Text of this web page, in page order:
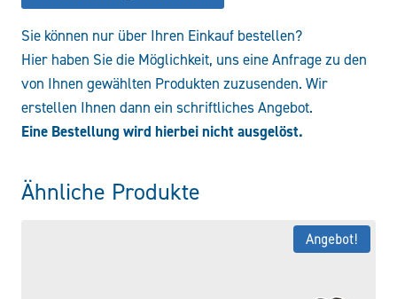
Sie können nur über Ihren Einkauf bestellen?
Hier haben Sie die Möglichkeit, uns eine Anfrage zu den
von Ihnen gewählten Produkten zuzusenden. Wir
erstellen Ihnen dann ein schriftliches Angebot.
Eine Bestellung wird hierbei nicht ausgelöst.
Ähnliche Produkte
Angebot!